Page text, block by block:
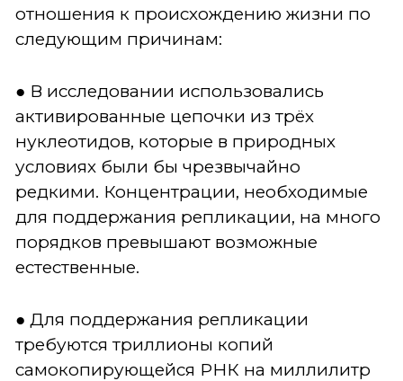
отношения к происхождению жизни по
следующим причинам:
● В исследовании использовались
активированные цепочки из трёх
нуклеотидов, которые в природных
условиях были бы чрезвычайно
редкими. Концентрации, необходимые
для поддержания репликации, на много
порядков превышают возможные
естественные.
● Для поддержания репликации
требуются триллионы копий
самокопирующейся РНК на миллилитр